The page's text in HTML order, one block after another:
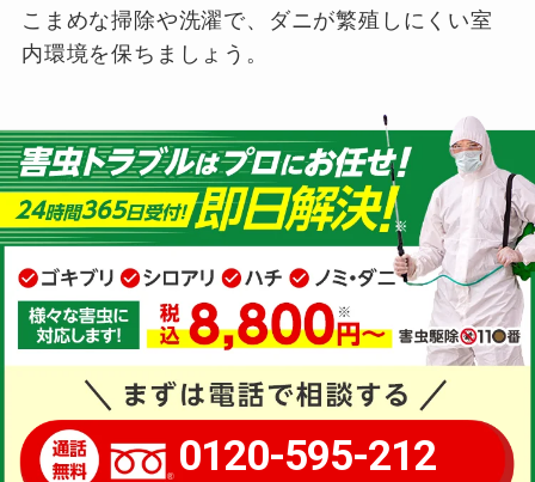
こまめな掃除や洗濯で、ダニが繁殖しにくい室
内環境を保ちましょう。
0120-595-212